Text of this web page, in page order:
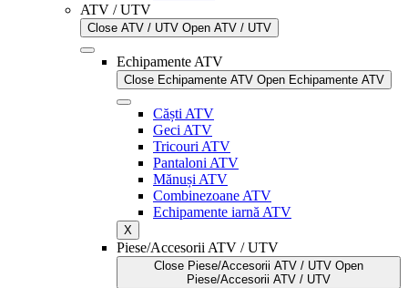
ATV / UTV
Close ATV / UTV Open ATV / UTV
Echipamente ATV
Close Echipamente ATV Open Echipamente ATV
Căști ATV
Geci ATV
Tricouri ATV
Pantaloni ATV
Mănuși ATV
Combinezoane ATV
Echipamente iarnă ATV
X
Piese/Accesorii ATV / UTV
Close Piese/Accesorii ATV / UTV Open
Piese/Accesorii ATV / UTV